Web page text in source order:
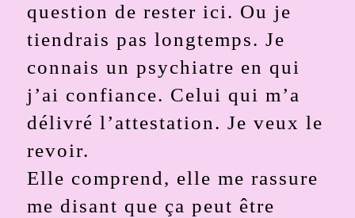
question de rester ici. Ou je
tiendrais pas longtemps. Je
connais un psychiatre en qui
j’ai confiance. Celui qui m’a
délivré l’attestation. Je veux le
revoir.
Elle comprend, elle me rassure
me disant que ça peut être